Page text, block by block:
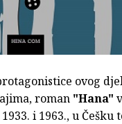
ovog
roman "Hana"
i 1963., u Češku